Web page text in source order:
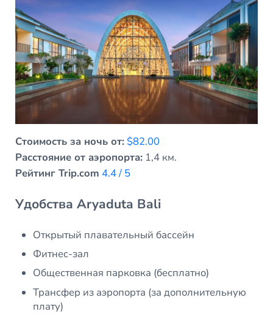
Стоимость за ночь от: $82.00
Расстояние от аэропорта:1,4 км.
Рейтинг Trip.com 4.4 / 5
Удобства Aryaduta Bali
Открытый плавательный бассейн
Фитнес-зал
Общественная парковка (бесплатно)
Трансфер из аэропорта (за дополнительную
плату)